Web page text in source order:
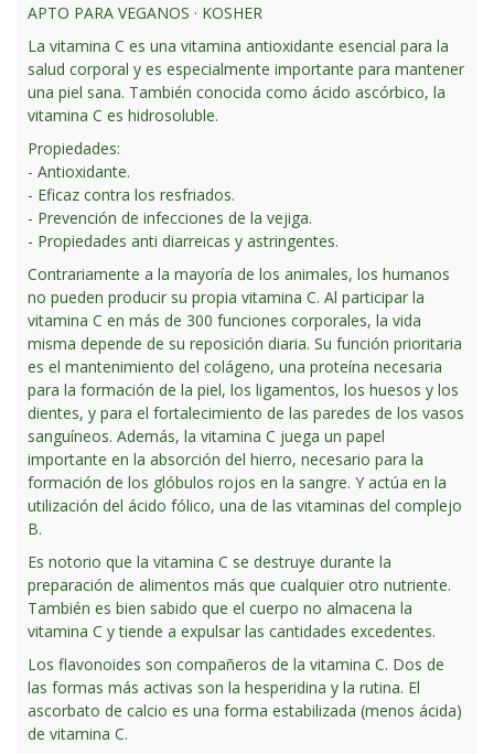
APTO PARA VEGANOS · KOSHER
La vitamina C es una vitamina antioxidante esencial para la
salud corporal y es especialmente importante para mantener
una piel sana. También conocida como ácido ascórbico, la
vitamina C es hidrosoluble.
Propiedades:
- Antioxidante.
- Eficaz contra los resfriados.
- Prevención de infecciones de la vejiga.
- Propiedades anti diarreicas y astringentes.
Contrariamente a la mayoría de los animales, los humanos
no pueden producir su propia vitamina C. Al participar la
vitamina C en más de 300 funciones corporales, la vida
misma depende de su reposición diaria. Su función prioritaria
es el mantenimiento del colágeno, una proteína necesaria
para la formación de la piel, los ligamentos, los huesos y los
dientes, y para el fortalecimiento de las paredes de los vasos
sanguíneos. Además, la vitamina C juega un papel
importante en la absorción del hierro, necesario para la
formación de los glóbulos rojos en la sangre. Y actúa en la
utilización del ácido fólico, una de las vitaminas del complejo
B.
Es notorio que la vitamina C se destruye durante la
preparación de alimentos más que cualquier otro nutriente.
También es bien sabido que el cuerpo no almacena la
vitamina C y tiende a expulsar las cantidades excedentes.
Los flavonoides son compañeros de la vitamina C. Dos de
las formas más activas son la hesperidina y la rutina. El
ascorbato de calcio es una forma estabilizada (menos ácida)
de vitamina C.